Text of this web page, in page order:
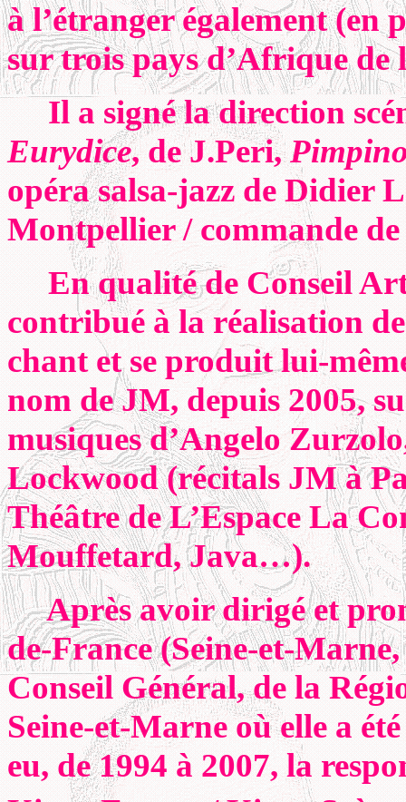
à l’étranger également
sur trois pays d’Afrique de
Il a signé la direction
Eurydice, de J.Peri,
opéra salsa-jazz de Didier
Montpellier / commande
En qualité de Conseil
contribué à la réalisation
chant et se produit lui-
nom de JM, depuis 2005,
musiques d’Angelo
Lockwood (récitals JM à
Théâtre de L’Espace La
Mouffetard, Java…).
Après avoir dirigé et
de-France (Seine-et-
Conseil Général, de la
Seine-et-Marne où elle a
eu, de 1994 à 2007, la